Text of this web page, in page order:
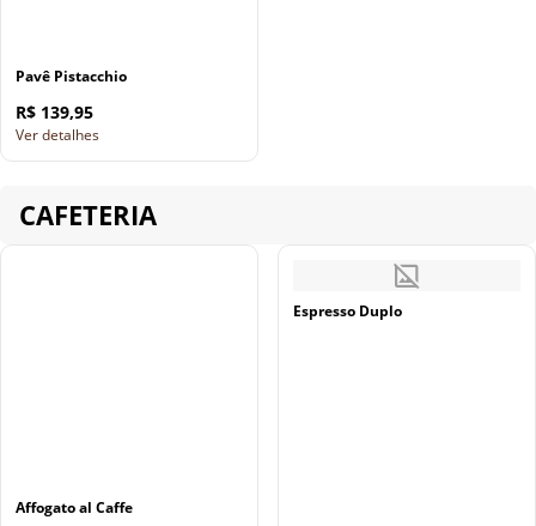
Pavê Pistacchio
R$ 139,95
Ver detalhes
CAFETERIA
Affogato al Caffe
Espresso Duplo